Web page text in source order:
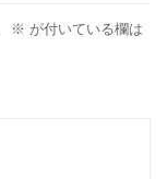
※ が付いている欄は